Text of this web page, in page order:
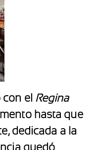
con el Regina
hasta que
dedicada a la
quedó